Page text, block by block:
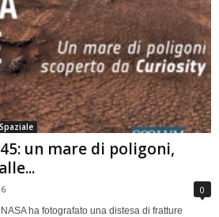
un mare di poligoni,
0
ha fotografato una distesa di fratture